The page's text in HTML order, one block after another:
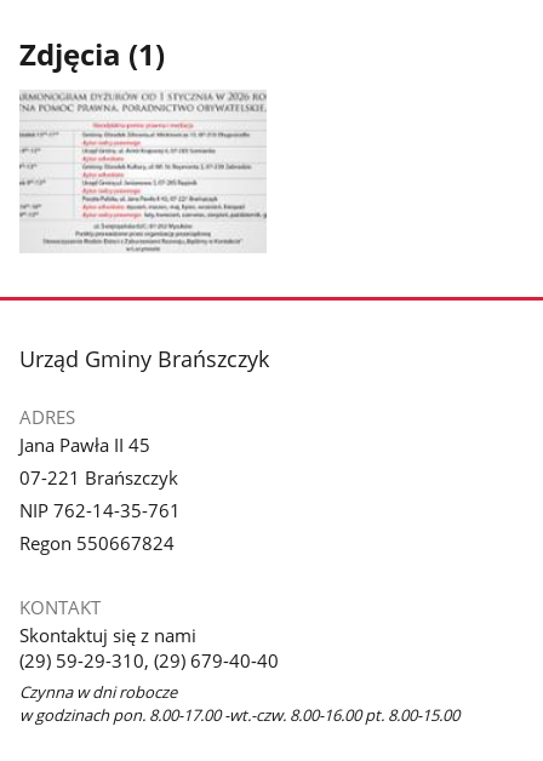
Zdjęcia (1)
galerii.
stopka
Urząd Gminy Brańszczyk
ADRES
Jana Pawła II 45
07-221 Brańszczyk
NIP 762-14-35-761
Regon 550667824
KONTAKT
Skontaktuj się z nami
(29) 59-29-310, (29) 679-40-40
Czynna w dni robocze
w godzinach pon. 8.00-17.00 -wt.-czw. 8.00-16.00 pt. 8.00-15.00